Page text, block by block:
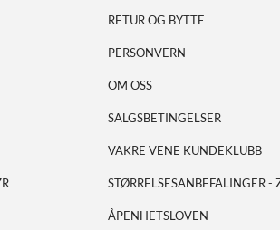
RETUR OG BYTTE
PERSONVERN
OM OSS
SALGSBETINGELSER
VAKRE VENE KUNDEKLUBB
STØRRELSESANBEFALINGER -
ÅPENHETSLOVEN